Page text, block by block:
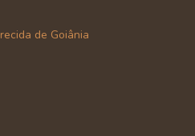
de Goiânia